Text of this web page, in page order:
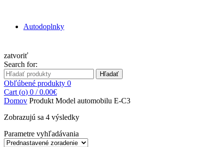
Autodoplnky
zatvoriť
Search for:
Hľadať
Obľúbené produkty 0
Cart (o) 0 / 0.00€
Domov Produkt Model automobilu E-C3
Zobrazujú sa 4 výsledky
Parametre vyhľadávania